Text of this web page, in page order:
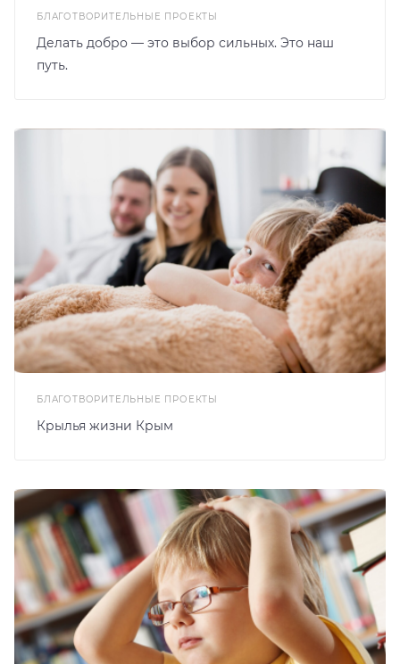
БЛАГОТВОРИТЕЛЬНЫЕ ПРОЕКТЫ
Делать добро — это выбор сильных. Это наш
путь.
БЛАГОТВОРИТЕЛЬНЫЕ ПРОЕКТЫ
Крылья жизни Крым